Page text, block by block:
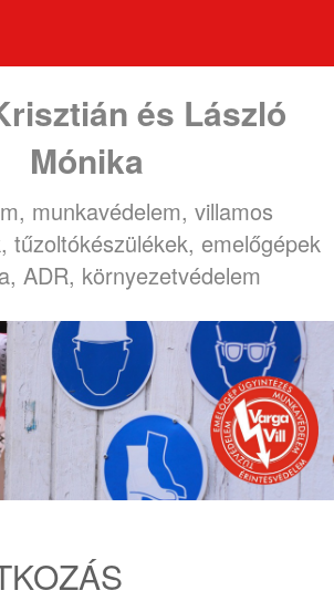
és László
Mónika
munkavédelem, villamos
tűzoltókészülékek, emelőgépek
ADR, környezetvédelem